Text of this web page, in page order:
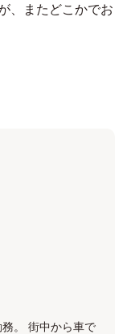
、またどこかでお
。 街中から車で